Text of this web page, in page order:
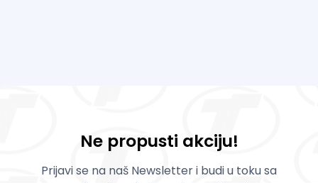
Ne propusti akciju!
Prijavi se na naš Newsletter i budi u toku sa